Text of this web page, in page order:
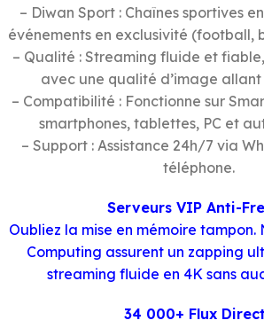
– Diwan Sport : Chaînes sportives
événements en exclusivité (football,
– Qualité : Streaming fluide et
avec une qualité d’image allant
– Compatibilité : Fonctionne sur
smartphones, tablettes, PC et
– Support : Assistance 24h/7 via
téléphone.
Serveurs VIP Anti-
Oubliez la mise en mémoire tampon.
Computing assurent un zapping
streaming fluide en 4K sans
34 000+ Flux